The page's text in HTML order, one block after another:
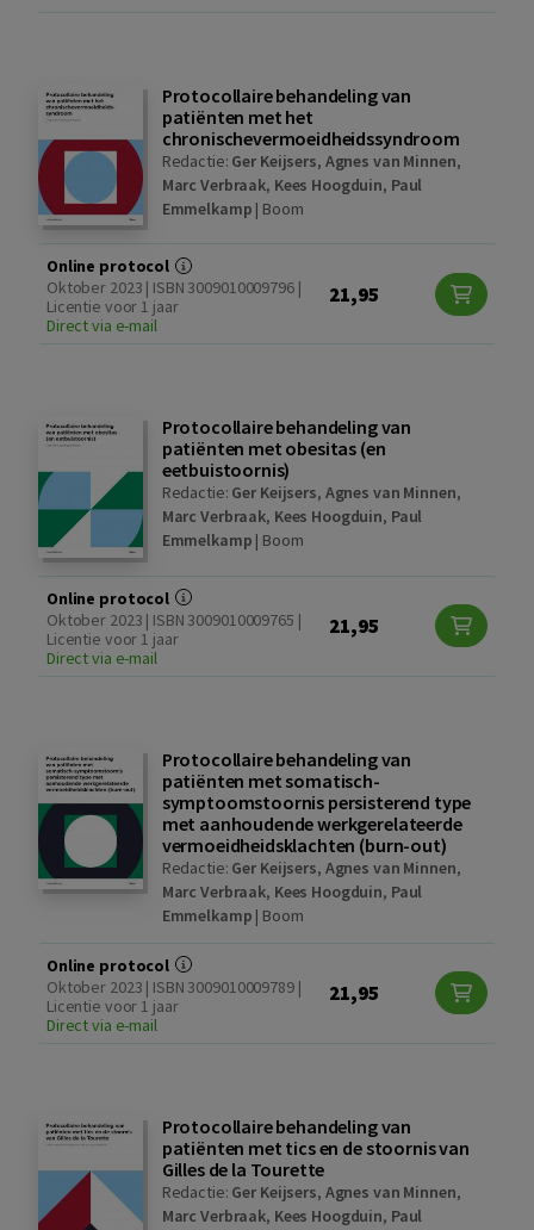
Protocollaire behandeling van
patiënten met het
chronischevermoeidheidssyndroom
Redactie: Ger Keijsers, Agnes van Minnen,
Marc Verbraak, Kees Hoogduin, Paul
Emmelkamp | Boom
Online protocol
Oktober 2023 | ISBN 3009010009796 |
Licentie voor 1 jaar
Direct via e-mail
21,95
Protocollaire behandeling van
patiënten met obesitas (en
eetbuistoornis)
Redactie: Ger Keijsers, Agnes van Minnen,
Marc Verbraak, Kees Hoogduin, Paul
Emmelkamp | Boom
Online protocol
Oktober 2023 | ISBN 3009010009765 |
Licentie voor 1 jaar
Direct via e-mail
21,95
Protocollaire behandeling van
patiënten met somatisch-
symptoomstoornis persisterend type
met aanhoudende werkgerelateerde
vermoeidheidsklachten (burn-out)
Redactie: Ger Keijsers, Agnes van Minnen,
Marc Verbraak, Kees Hoogduin, Paul
Emmelkamp | Boom
Online protocol
Oktober 2023 | ISBN 3009010009789 |
Licentie voor 1 jaar
Direct via e-mail
21,95
Protocollaire behandeling van
patiënten met tics en de stoornis van
Gilles de la Tourette
Redactie: Ger Keijsers, Agnes van Minnen,
Marc Verbraak, Kees Hoogduin, Paul